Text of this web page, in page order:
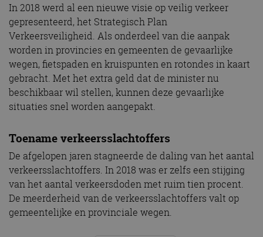
In 2018 werd al een nieuwe visie op veilig verkeer
gepresenteerd, het Strategisch Plan
Verkeersveiligheid. Als onderdeel van die aanpak
worden in provincies en gemeenten de gevaarlijke
wegen, fietspaden en kruispunten en rotondes in kaart
gebracht. Met het extra geld dat de minister nu
beschikbaar wil stellen, kunnen deze gevaarlijke
situaties snel worden aangepakt.
Toename verkeersslachtoffers
De afgelopen jaren stagneerde de daling van het aantal
verkeersslachtoffers. In 2018 was er zelfs een stijging
van het aantal verkeersdoden met ruim tien procent.
De meerderheid van de verkeersslachtoffers valt op
gemeentelijke en provinciale wegen.